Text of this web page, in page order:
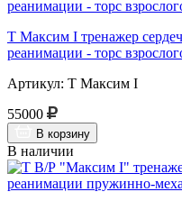
Т Максим I тренажер
реанимации - торс
Артикул: Т Максим I
55000
В корзину
В наличии